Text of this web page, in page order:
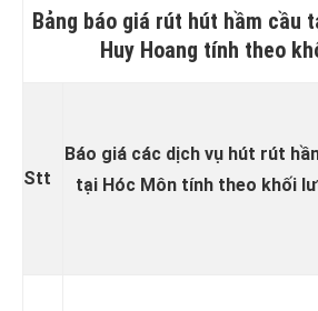
Bảng báo giá rút hút hầm cầu
Huy Hoang tính theo
Stt
Báo giá các dịch vụ hút rút
tại Hóc Môn tính theo khối